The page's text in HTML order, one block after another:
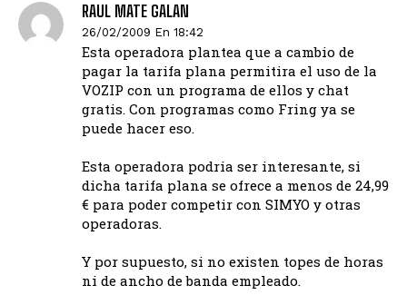
RAUL MATE GALAN
26/02/2009 En 18:42
Esta operadora plantea que a cambio de
pagar la tarifa plana permitira el uso de la
VOZIP con un programa de ellos y chat
gratis. Con programas como Fring ya se
puede hacer eso.
Esta operadora podria ser interesante, si
dicha tarifa plana se ofrece a menos de 24,99
€ para poder competir con SIMYO y otras
operadoras.
Y por supuesto, si no existen topes de horas
ni de ancho de banda empleado.